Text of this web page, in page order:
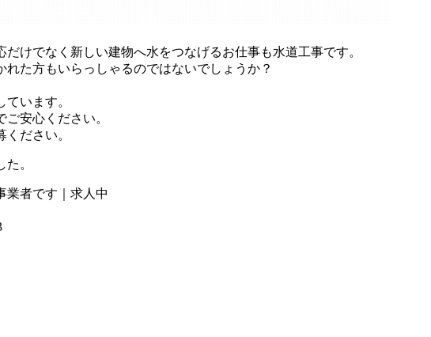
けでなく新しい建物へ水をつなげるお仕事も水道工事です。
た方もいらっしゃるのではないでしょうか？
います。
安心ください。
ください。
。
業者です｜求人中